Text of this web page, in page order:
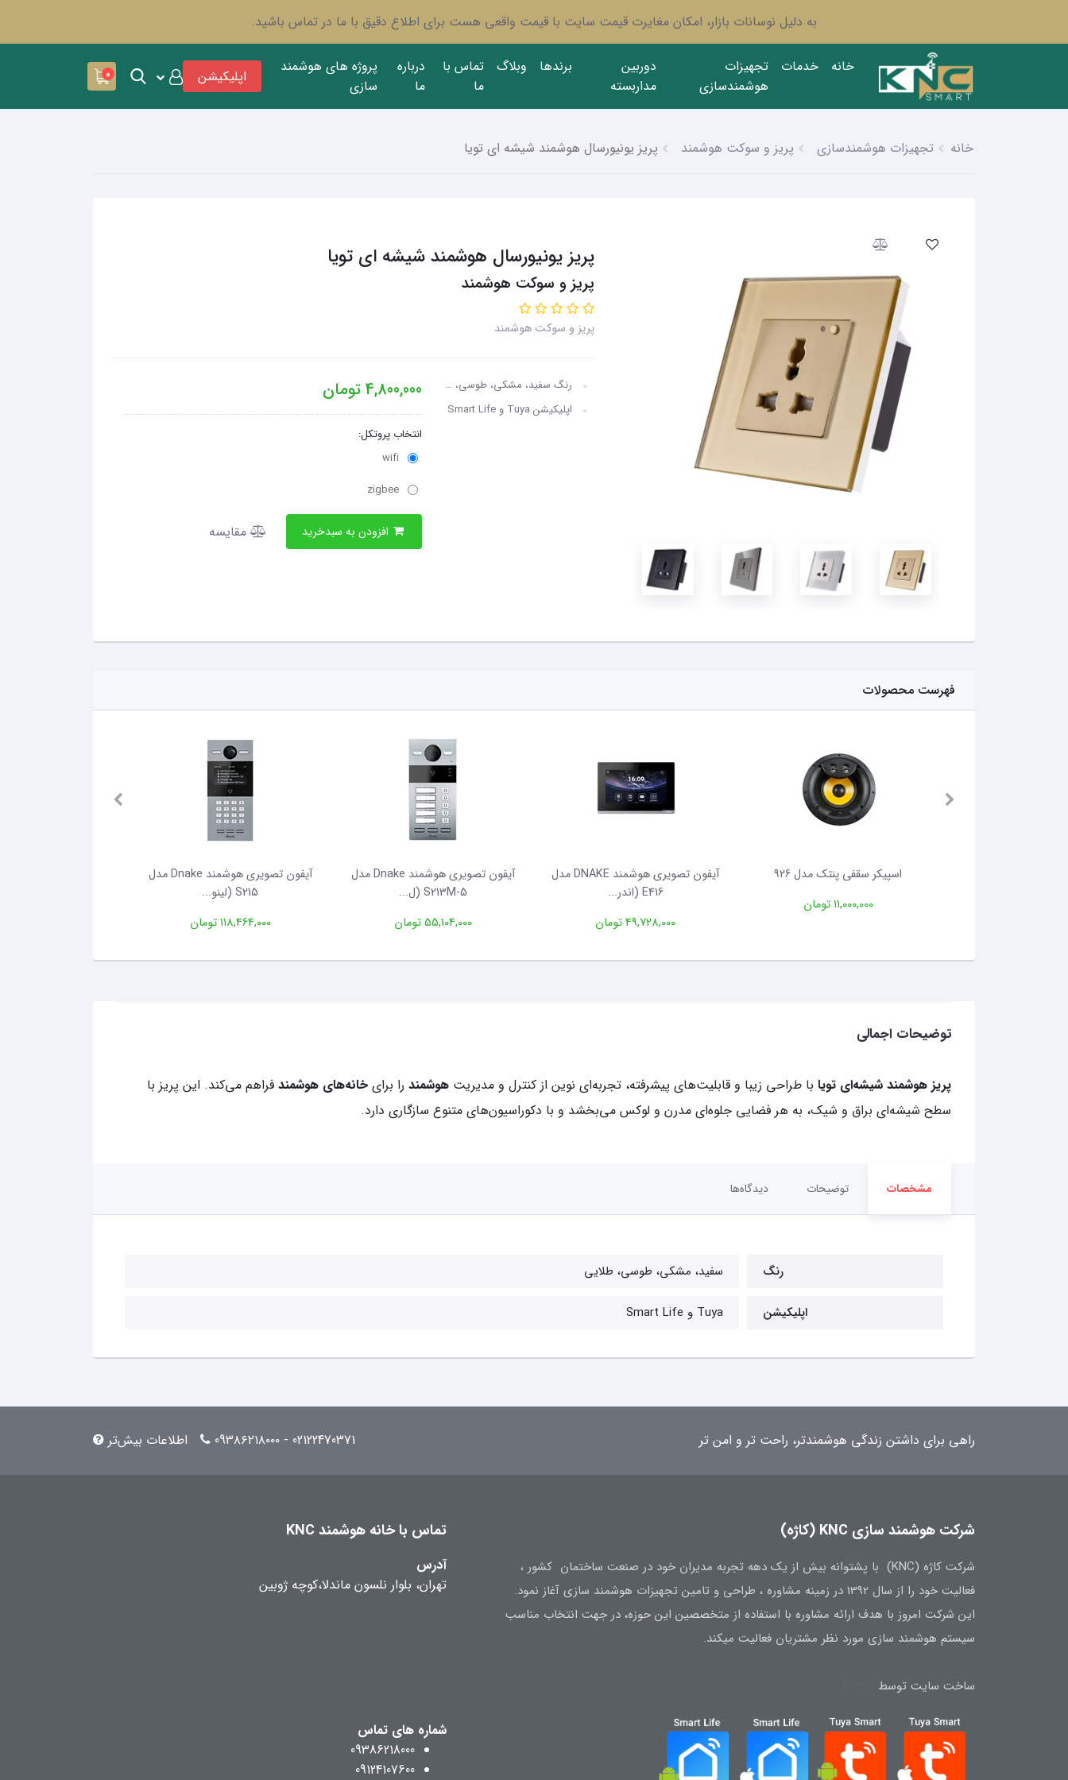
به دلیل نوسانات بازار، امکان مغایرت قیمت سایت با قیمت واقعی هست برای اطلاع دقیق با ما در تماس باشید.
خانه خدمات
تجهیزات
هوشمندسازی
دوربین
مداربسته
برندها وبلاگ
تماس با
ما
درباره
ما
پروژه های هوشمند
سازی
اپلیکیشن 0
خانه تجهیزات هوشمندسازی پریز و سوکت هوشمند پریز یونیورسال هوشمند شیشه ای تویا
پریز یونیورسال هوشمند شیشه ای تویا
پریز و سوکت هوشمند
پریز و سوکت هوشمند
رنگ سفید، مشکی، طوسی، طلایی
اپلیکیشن Tuya و Smart Life
4,800,000تومان
انتخاب پروتکل:
wifi
zigbee
مقایسه
فهرست محصولات
اسپیکر سقفی پنتک مدل 926
11,000,000 تومان
آیفون تصویری هوشمند DNAKE مدل
E416 (اندر...
49,728,000 تومان
آیفون تصویری هوشمند Dnake مدل
S213M-5 (ل...
55,104,000 تومان
آیفون تصویری هوشمند Dnake مدل
S215 (لینو...
118,464,000 تومان
توضیحات اجمالی
پریز هوشمند شیشه‌ای تویا با طراحی زیبا و قابلیت‌های پیشرفته، تجربه‌ای نوین از کنترل و مدیریت هوشمند را برای خانه‌های هوشمند فراهم می‌کند. این پریز با
سطح شیشه‌ای براق و شیک، به هر فضایی جلوه‌ای مدرن و لوکس می‌بخشد و با دکوراسیون‌های متنوع سازگاری دارد.
مشخصات توضیحات دیدگاه‌ها
رنگ سفید، مشکی، طوسی، طلایی
اپلیکیشن Tuya و Smart Life
راهی برای داشتن زندگی هوشمندتر، راحت تر و امن تر 02122470371 - 09۳۸۶۲۱۸۰۰۰ اطلاعات بیش‌تر
شرکت هوشمند سازی KNC (کاژه)
شرکت کاژه (KNC) با پشتوانه بیش از یک دهه تجربه مدیران خود در صنعت ساختمان کشور ،
فعالیت خود را از سال 1392 در زمینه مشاوره ، طراحی و تامین تجهیزات هوشمند سازی آغاز نمود.
این شرکت امروز با هدف ارائه مشاوره با استفاده از متخصصین این حوزه، در جهت انتخاب مناسب
سیستم هوشمند سازی مورد نظر مشتریان فعالیت میکند.
ساخت سایت توسط
تماس با خانه هوشمند KNC
آدرس
تهران، بلوار نلسون ماندلا،کوچه ژوبین
شماره های تماس
09386218000
09124107600